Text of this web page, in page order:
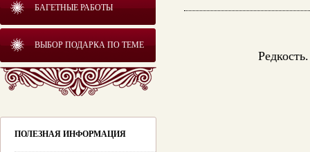
БАГЕТНЫЕ РАБОТЫ
ВЫБОР ПОДАРКА ПО ТЕМЕ
ПОЛЕЗНАЯ ИНФОРМАЦИЯ